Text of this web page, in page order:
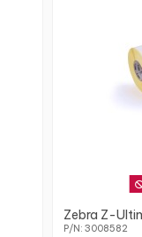
Zebra Z-
P/N: 3008582